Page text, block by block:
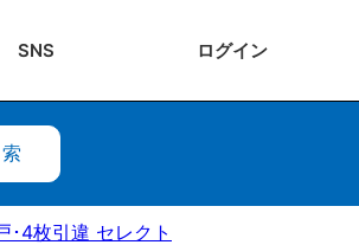
SNS ログイン
検索
･4枚引違 セレクト